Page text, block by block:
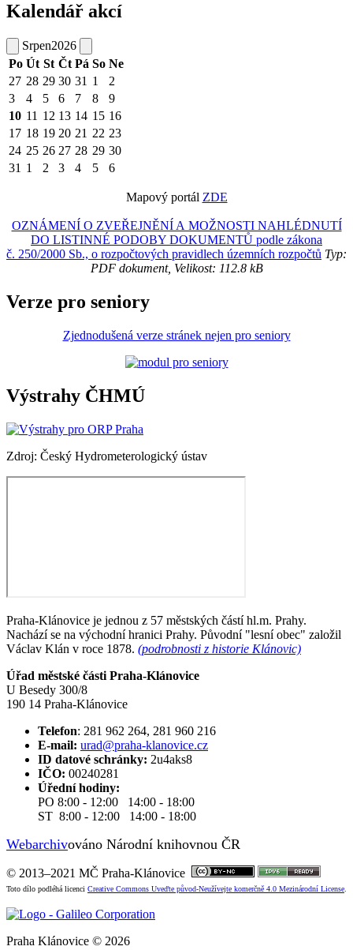
Kalendář akcí
Srpen2026
Po Út St Čt Pá So Ne
27 28 29 30 31 1
2
3
4 5 6 7 8
9
10 11 12 13 14 15 16
17 18 19 20 21 22 23
24 25 26 27 28 29 30
31 1 2 3 4 5 6
Mapový portál ZDE
OZNÁMENÍ O ZVEŘEJNĚNÍ A MOŽNOSTI NAHLÉDNUTÍ
DO LISTINNÉ PODOBY DOKUMENTŮ podle zákona
č. 250/2000 Sb., o rozpočtových pravidlech územních rozpočtů Typ:
PDF dokument, Velikost: 112.8 kB
Verze pro seniory
Zjednodušená verze stránek nejen pro seniory
Výstrahy ČHMÚ
Zdroj: Český Hydrometerologický ústav
Praha-Klánovice je jednou z 57 městských částí hl.m. Prahy.
Nachází se na východní hranici Prahy. Původní "lesní obec" založil
Václav Klán v roce 1878. (podrobnosti z historie Klánovic)
Úřad městské části Praha-Klánovice
U Besedy 300/8
190 14 Praha-Klánovice
Telefon: 281 962 264, 281 960 216
E-mail: urad@praha-klanovice.cz
ID datové schránky: 2u4aks8
IČO: 00240281
Úřední hodiny:
PO 8:00 - 12:00 14:00 - 18:00
ST 8:00 - 12:00 14:00 - 18:00
Webarchivováno Národní knihovnou ČR
© 2013–2021 MČ Praha-Klánovice
Toto dílo podléhá licenci Creative Commons Uveďte původ-Neužívejte komerčně 4.0 Mezinárodní License
Praha Klánovice © 2026